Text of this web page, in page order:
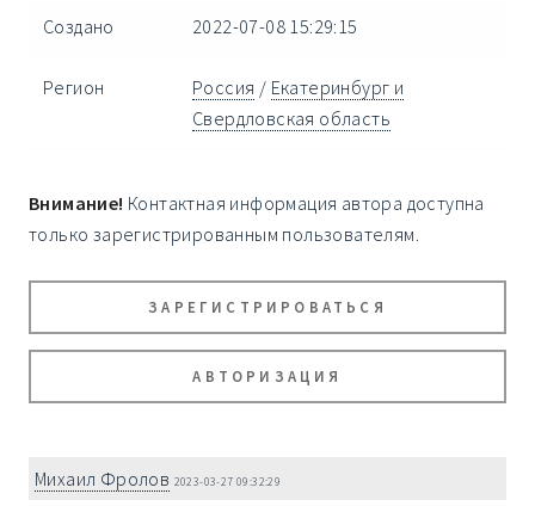
Создано 2022-07-08 15:29:15
Регион Россия / Екатеринбург и
Свердловская область
Внимание! Контактная информация автора доступна
только зарегистрированным пользователям.
ЗАРЕГИСТРИРОВАТЬСЯ
АВТОРИЗАЦИЯ
Михаил Фролов 2023-03-27 09:32:29